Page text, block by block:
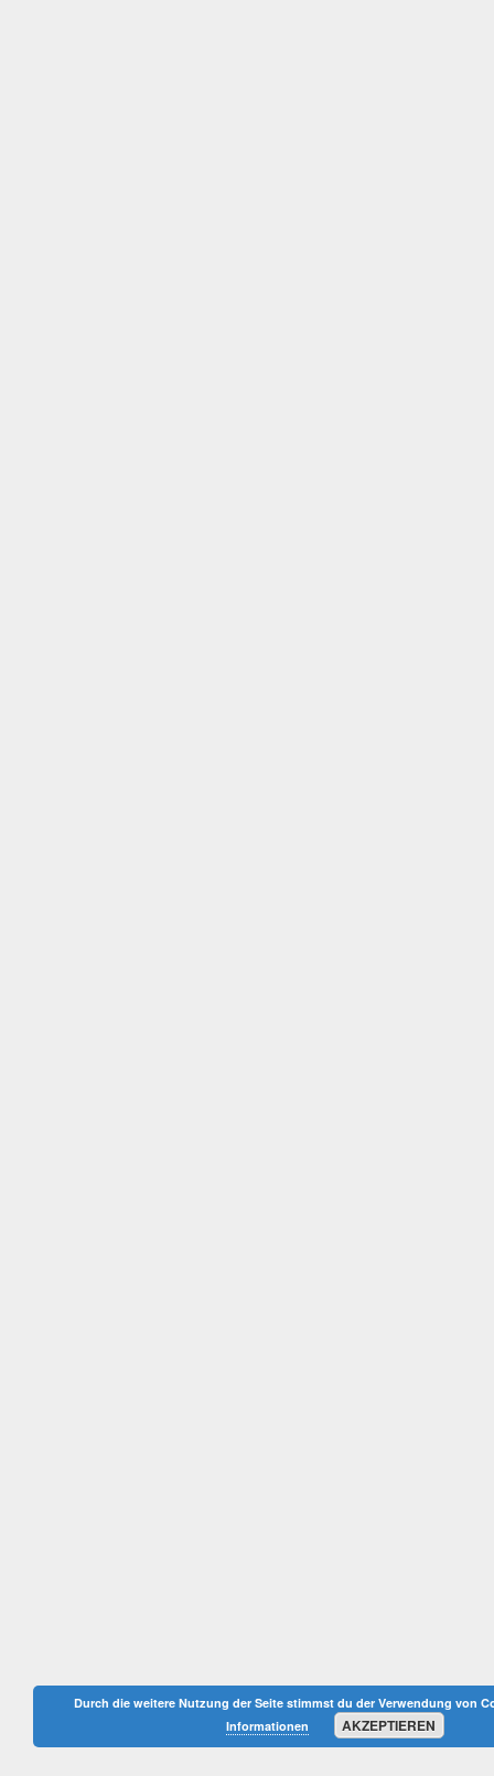
Durch die weitere Nutzung der Seite stimmst du der Verwendung von
Informationen
AKZEPTIEREN